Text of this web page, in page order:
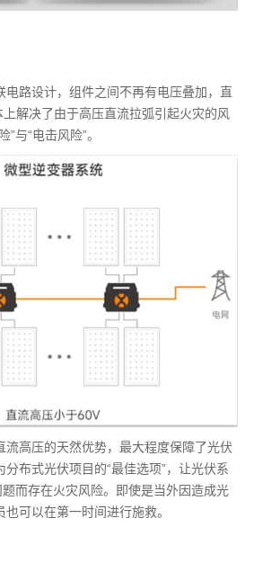
电路设计，组件之间不再有电压叠加，直
解决了由于高压直流拉弧引起火灾的风
与“电击风险”。
流高压的天然优势，最大程度保障了光伏
布式光伏项目的“最佳选项”，让光伏系
题而存在火灾风险。即使是当外因造成光
可以在第一时间进行施救。